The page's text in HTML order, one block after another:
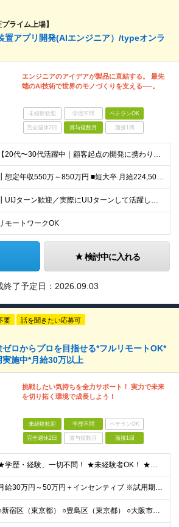
ライム上場】
置アプリ開発(AIエンジニア）/typeオンラ
エンジニアのアイデアが製品に直結する。 最先
端のAI技術で世界のモノづくりを支える──。
未経験歓迎 学歴不問 ベテランOK
完全週休2日 賞与複数月 面接1回
【20代〜30代活躍中｜顧客起点の開発に携わりたい方歓迎】 ┃必須条件 ■C言語による組み込み実装経験をお持ちの方 ■既存課題に対し、AIでの現実的な解決方法を要件設計した経験をお持ちの方 ■仕様や要
┃想定年収550万～850万円 ■短大卒 月給224,500円～ ■高専卒 月給262,000円～ ■大学卒 月給287,000円～ ■修士了 月給314,000円～ ■博士了 月給355,
┃UIJターン歓迎／実際にUIJターンして活躍している社員多数 ┃マイカー、バイク通勤可 ◇京都・大阪からのアクセスも良好 └京都駅から約20分 └大阪駅から約50分 【草津事業所】 滋賀県草津市
モートワークOK
検討中に入れる
終了予定日： 2026.09.03
要 話を聞きたい応募可
ロからプロを目指せる*フルリモートOK*
施中*月給30万以上
挑戦したい気持ちを全力サポート！ 実力で未来
を切り拓く環境で成長しよう！
未経験歓迎 学歴不問 ベテランOK
完全週休2日 賞与複数月 面接1回
★学歴・経験、一切不問！ ★未経験者OK！ ★第二新卒も歓迎！ ＜人柄採用を実施中！＞ 弊社では、学歴や経験などは気にせず あなたの持ち前の人柄のみを重視しています。 堅苦しい雰囲気ではありません
⽉給30万円～50万円＋インセンティブ ※試⽤期間は2ケ⽉（正社員）⽉給25万円～ ☆インセンティブ有 ☆交通費全額支給
○新宿区（東京都） ○豊島区（東京都） ○大阪市（大阪府） ○福岡市（福岡県） ※あなたの経験やスキルに応じて面談時にて ご相談させていただきます。 ※研修先は、クライアント先での研修となります。